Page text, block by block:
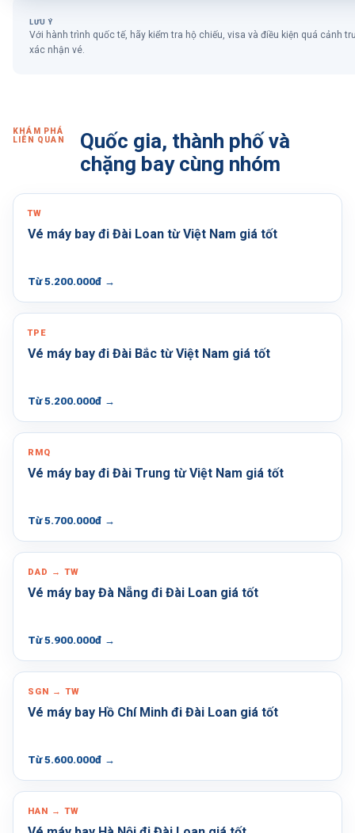
LƯU Ý
Với hành trình quốc tế, hãy kiểm tra hộ chiếu, visa và điều kiện quá cảnh
xác nhận vé.
KHÁM PHÁ
LIÊN QUAN
Quốc gia, thành phố và
chặng bay cùng nhóm
TW
Vé máy bay đi Đài Loan từ Việt Nam giá tốt
Từ 5.200.000đ →
TPE
Vé máy bay đi Đài Bắc từ Việt Nam giá tốt
Từ 5.200.000đ →
RMQ
Vé máy bay đi Đài Trung từ Việt Nam giá tốt
Từ 5.700.000đ →
DAD → TW
Vé máy bay Đà Nẵng đi Đài Loan giá tốt
Từ 5.900.000đ →
SGN → TW
Vé máy bay Hồ Chí Minh đi Đài Loan giá tốt
Từ 5.600.000đ →
HAN → TW